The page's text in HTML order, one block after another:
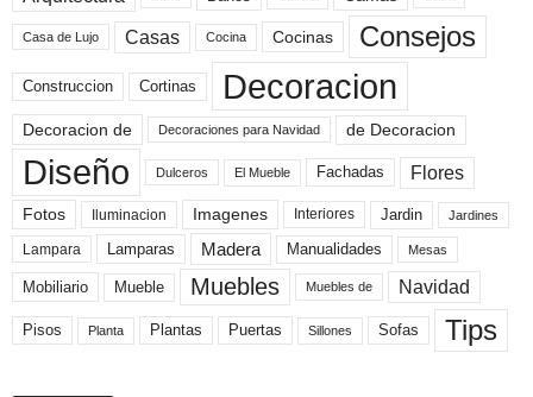
Casa de Lujo Casas Cocina Cocinas Consejos
Construccion Cortinas Decoracion
Decoracion de Decoraciones para Navidad de Decoracion
Diseño Dulceros El Mueble Fachadas Flores
Fotos Iluminacion Imagenes Interiores Jardin Jardines
Lampara Lamparas Madera Manualidades Mesas
Mobiliario Mueble Muebles Muebles de Navidad
Pisos Planta Plantas Puertas Sillones Sofas Tips